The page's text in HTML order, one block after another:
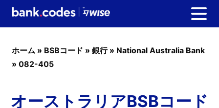
ホーム » BSBコード » 銀行» National Australia Bank
» 082-405
オーストラリアBSBコード